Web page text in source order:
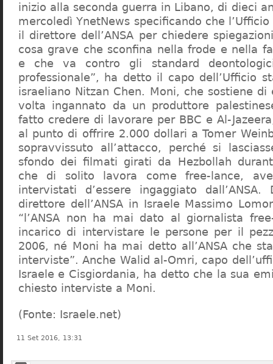
inizio alla seconda guerra in Libano, di dieci
mercoledì YnetNews specificando che
il direttore dell’ANSA per chiedere
cosa grave che sconfina nella frode e nella
e che va contro gli standard
professionale”, ha detto il capo dell’Ufficio
israeliano Nitzan Chen. Moni, che sostiene di
volta ingannato da un produttore
fatto credere di lavorare per BBC e Al-
al punto di offrire 2.000 dollari a Tomer
sopravvissuto all’attacco, perché si
sfondo dei filmati girati da Hezbollah
che di solito lavora come free-lance,
intervistati d’essere ingaggiato
direttore dell’ANSA in Israele Massimo
“l’ANSA non ha mai dato al giornalista
incarico di intervistare le persone per il
2006, né Moni ha mai detto all’ANSA che
interviste”. Anche Walid al-Omri, capo
Israele e Cisgiordania, ha detto che la sua
chiesto interviste a Moni.
(Fonte: Israele.net)
11 Set 2016, 13:31